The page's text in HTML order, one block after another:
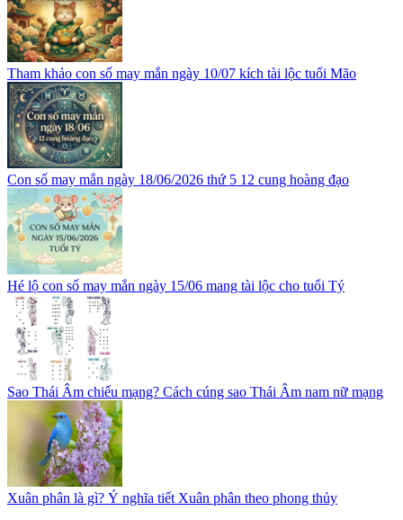
Tham khảo con số may mắn ngày 10/07 kích tài lộc tuổi Mão
Con số may mắn ngày 18/06/2026 thứ 5 12 cung hoàng đạo
Hé lộ con số may mắn ngày 15/06 mang tài lộc cho tuổi Tý
Sao Thái Âm chiếu mạng? Cách cúng sao Thái Âm nam nữ mạng
Xuân phân là gì? Ý nghĩa tiết Xuân phân theo phong thủy